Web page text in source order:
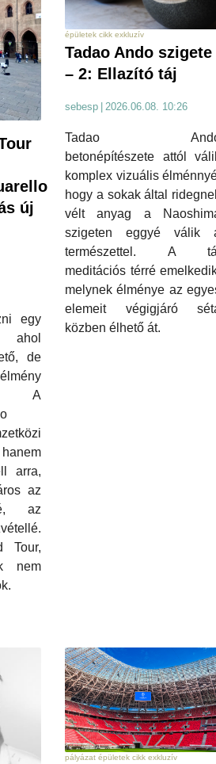
új
egy
ahol
de
A
arra,
az
az
Tour,
nem
épületek cikk exkluzív
Tadao Ando szigete
– 2: Ellazító táj
sebesp 2026.06.08. 10:26
Tadao
betonépítészete attól
komplex vizuális
hogy a sokak által
vélt anyag a
szigeten eggyé válik
természettel. A
meditációs térré
melynek élménye az
elemeit végigjáró
közben élhető át.
pályázat épületek cikk exkluzív